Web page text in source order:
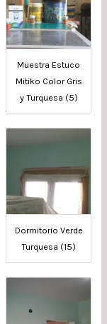
Muestra Estuco
Mitiko Color Gris
y Turquesa (5)
Dormitorio Verde
Turquesa (15)